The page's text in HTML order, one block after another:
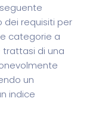
dei requisiti per
categorie a
trattasi di una
un
indice